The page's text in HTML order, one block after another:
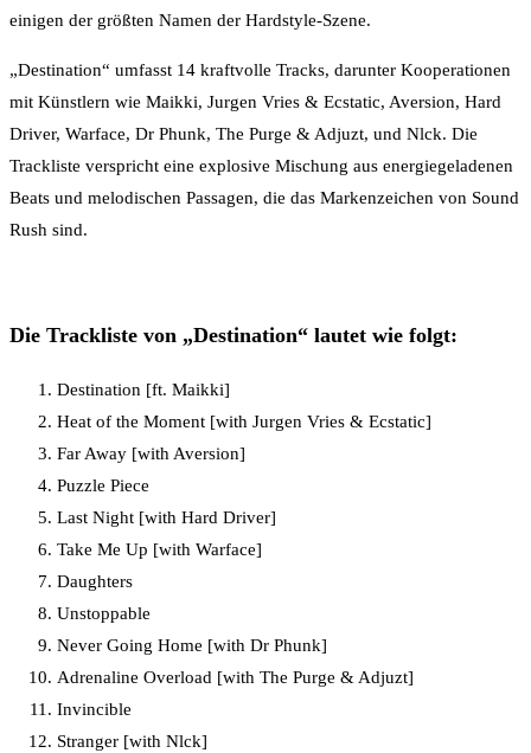
einigen der größten Namen der Hardstyle-Szene.
„Destination“ umfasst 14 kraftvolle Tracks, darunter Kooperationen
mit Künstlern wie Maikki, Jurgen Vries & Ecstatic, Aversion, Hard
Driver, Warface, Dr Phunk, The Purge & Adjuzt, und Nlck. Die
Trackliste verspricht eine explosive Mischung aus energiegeladenen
Beats und melodischen Passagen, die das Markenzeichen von Sound
Rush sind.
Die Trackliste von „Destination“ lautet wie folgt:
Destination [ft. Maikki]
Heat of the Moment [with Jurgen Vries & Ecstatic]
Far Away [with Aversion]
Puzzle Piece
Last Night [with Hard Driver]
Take Me Up [with Warface]
Daughters
Unstoppable
Never Going Home [with Dr Phunk]
Adrenaline Overload [with The Purge & Adjuzt]
Invincible
Stranger [with Nlck]